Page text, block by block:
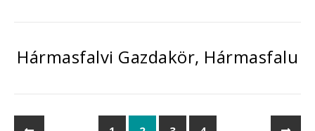
Hármasfalvi Gazdakör, Hármasfalu